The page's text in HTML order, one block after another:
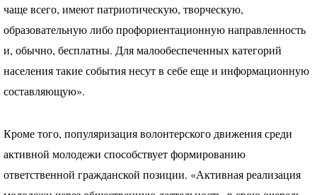
чаще всего, имеют патриотическую, творческую,
образовательную либо профориентационную направленность
и, обычно, бесплатны. Для малообеспеченных категорий
населения такие события несут в себе еще и информационную
составляющую».
Кроме того, популяризация волонтерского движения среди
активной молодежи способствует формированию
ответственной гражданской позиции. «Активная реализация